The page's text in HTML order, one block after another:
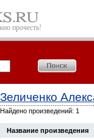
прочесть!
Зеличенко
Найдено произведений: 1
Название произведения